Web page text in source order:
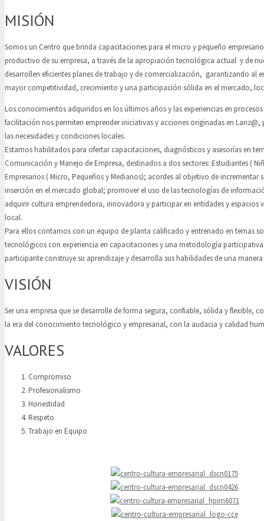
MISIÓN
Somos un Centro que brinda capacitaciones para el micro y pequeño
productivo de su empresa, a través de la apropiación tecnológica actual y de
desarrollen eficientes planes de trabajo y de comercialización, garantizando al
mayor competitividad, crecimiento y una participación sólida en el mercado,
Los conocimientos adquiridos en los últimos años y las experiencias en
facilitación nos permiten emprender iniciativas y acciones originadas en Lanz@,
las necesidades y condiciones locales.
Estamos habilitados para ofertar capacitaciones, diagnósticos y asesorías en
Comunicación y Manejo de Empresa, destinados a dos sectores: Estudiantes (
Empresarios ( Micro, Pequeños y Medianos); acordes al objetivo de incrementar
inserción en el mercado global; promover el uso de las tecnologías de
adquirir cultura emprendedora, innovadora y participar en entidades y espacios
local.
Para ellos contamos con un equipo de planta calificado y entrenado en temas
tecnológicos con experiencia en capacitaciones y una metodología
participante construye su aprendizaje y desarrolla sus habilidades de una
VISIÓN
Ser una empresa que se desarrolle de forma segura, confiable, sólida y flexible,
la era del conocimiento tecnológico y empresarial, con la audacia y calidad
VALORES
Compromiso
Profesionalismo
Honestidad
Respeto
Trabajo en Equipo